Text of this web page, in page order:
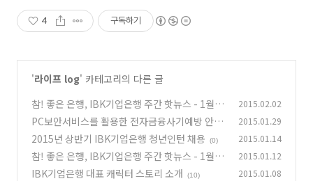
4 구독하기
'라이프 log' 카테고리의 다른 글
참! 좋은 은행, IBK기업은행 주간 핫뉴스 - 1월 5
주
(0)
2015.02.02
PC보안서비스를 활용한 전자금융사기예방 안내
(0)
2015.01.29
2015년 상반기 IBK기업은행 청년인턴 채용 (0) 2015.01.14
참! 좋은 은행, IBK기업은행 주간 핫뉴스 - 1월 2
주
(0)
2015.01.12
IBK기업은행 대표 캐릭터 스토리 소개 (10) 2015.01.08